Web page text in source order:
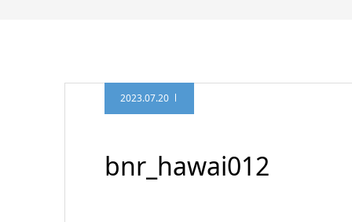
2023.07.20
bnr_hawai012